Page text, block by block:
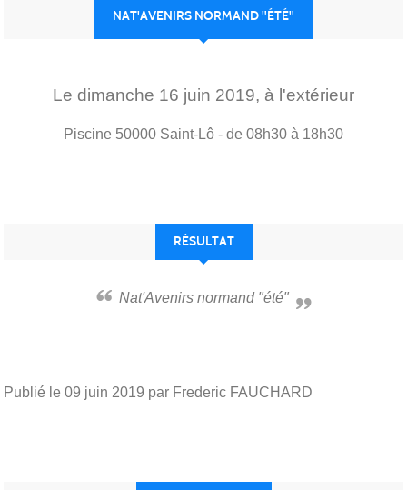
NAT'AVENIRS NORMAND "ÉTÉ"
Le dimanche 16 juin 2019, à l'extérieur
Piscine 50000 Saint-Lô - de 08h30 à 18h30
RÉSULTAT
Nat'Avenirs normand "été"
Publié le 09 juin 2019 par Frederic FAUCHARD